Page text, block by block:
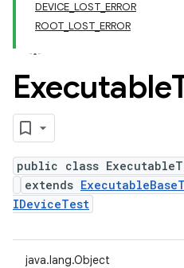
DEVICE_LOST_ERROR
ROOT_LOST_ERROR
Executable
public class
extends
IDeviceTest
java.lang.Object